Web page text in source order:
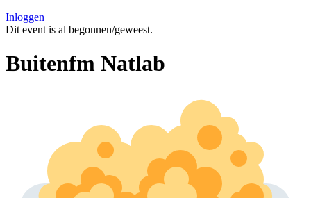
Inloggen
Dit event is al begonnen/geweest.
Buitenfm Natlab